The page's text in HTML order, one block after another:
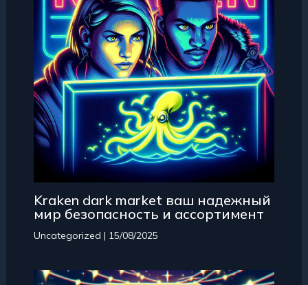
Kraken dark market ваш надежный
мир безопасность и ассортимент
Uncategorized | 15/08/2025